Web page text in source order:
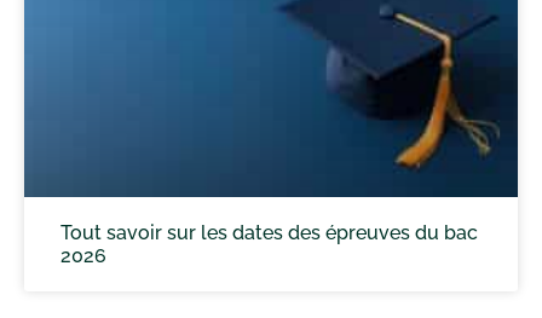
Tout savoir sur les dates des épreuves du bac
2026